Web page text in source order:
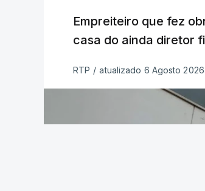
Empreiteiro que fez
casa do ainda diretor
RTP / atualizado 6 Agosto